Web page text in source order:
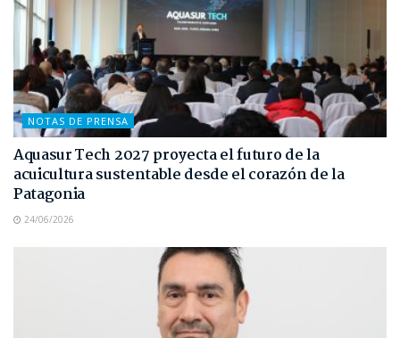
NOTAS DE PRENSA
Aquasur Tech 2027 proyecta el futuro de la
acuicultura sustentable desde el corazón de la
Patagonia
24/06/2026